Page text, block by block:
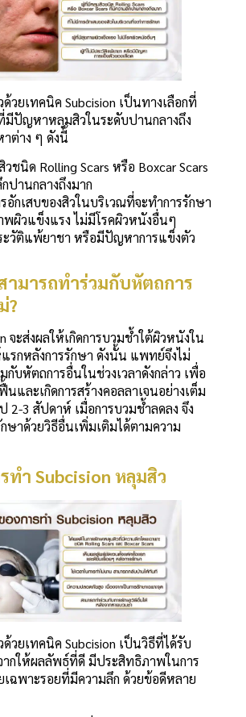
วยเทคนิค Subcision เป็นทางเลือกที่
มีปัญหาหลุมสิวในระดับปานกลางถึง
ต่าง ๆ ดังนี้
ชนิด Rolling Scars หรือ Boxcar Scars
ปานกลางถึงมาก
อักเสบของสิวในบริเวณที่จะทำการรักษา
ผิวแข็งแรง ไม่มีโรคผิวหนังอื่นๆ
วัติแพ้ยาชา หรือมีปัญหาการแข็งตัว
ามารถทำร่วมกับหัตถการ
?
จะส่งผลให้เกิดการบวมช้ำใต้ผิวหนังใน
รกหลังการรักษา ดังนั้น แพทย์จึงไม่
บหัตถการอื่นในช่วงเวลาดังกล่าว เพื่อ
และเกิดการสร้างคอลลาเจนอย่างเต็ม
2-3 สัปดาห์ เมื่อการบวมช้ำลดลง จึง
ษาด้วยวิธีอื่นเพิ่มเติมได้ตามความ
ทำ Subcision หลุมสิว
วยเทคนิค Subcision เป็นวิธีที่ได้รับ
ากให้ผลลัพธ์ที่ดี มีประสิทธิภาพในการ
ฉพาะรอยที่มีความลึก ด้วยข้อดีหลาย